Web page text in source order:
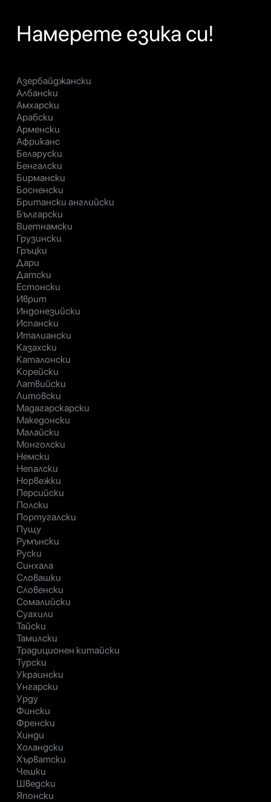
Намерете езика си!
Азербайджански
Албански
Амхарски
Арабски
Арменски
Африканс
Беларуски
Бенгалски
Бирмански
Босненски
Британски английски
Български
Виетнамски
Грузински
Гръцки
Дари
Датски
Естонски
Иврит
Индонезийски
Испански
Италиански
Казахски
Каталонски
Корейски
Латвийски
Литовски
Мадагарскарски
Македонски
Малайски
Монголски
Немски
Непалски
Норвежки
Персийски
Полски
Португалски
Пущу
Румънски
Руски
Синхала
Словашки
Словенски
Сомалийски
Суахили
Тайски
Тамилски
Традиционен китайски
Турски
Украински
Унгарски
Урду
Фински
Френски
Хинди
Холандски
Хърватски
Чешки
Шведски
Японски